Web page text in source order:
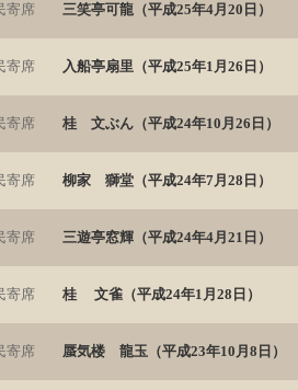
寄席 三笑亭可龍（平成25年4月20日）
寄席 入船亭扇里（平成25年1月26日）
寄席 桂 文ぶん（平成24年10月26日）
寄席 柳家 獅堂（平成24年7月28日）
寄席 三遊亭窓輝（平成24年4月21日）
寄席 桂 文雀（平成24年1月28日）
寄席 蜃気楼 龍玉（平成23年10月8日）